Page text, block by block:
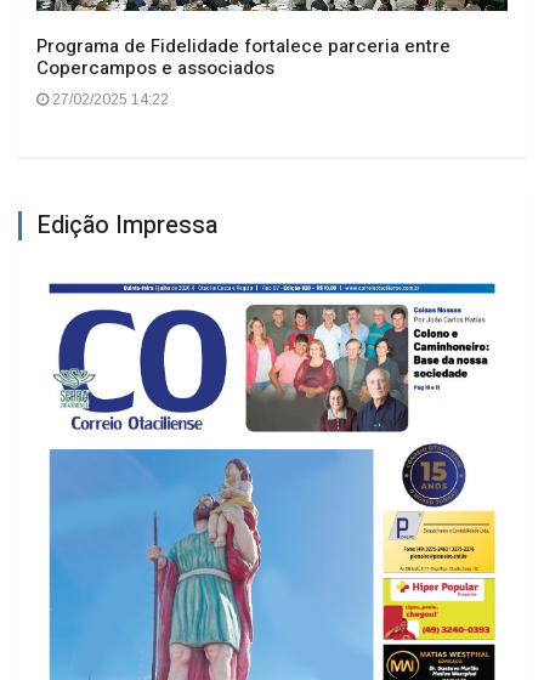
Programa de Fidelidade fortalece parceria entre
Copercampos e associados
27/02/2025 14:22
Edição Impressa